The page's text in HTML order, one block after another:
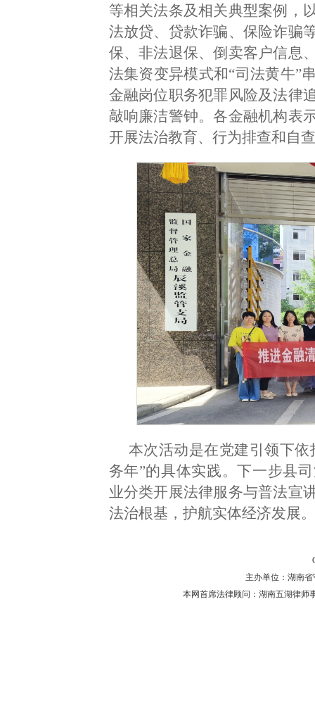
等相关法条及相关典型案例，
法放贷、贷款诈骗、保险诈骗
保、非法退保、倒卖客户信息
法集资变异模式和“司法黄牛”
金融岗位职务犯罪风险及法律
敲响廉洁警钟。各金融机构表
开展法治教育、行为排查和自
本次活动是在党建引领下
务年”的具体实践。下一步县
业分类开展法律服务与普法宣
法治根基，护航实体经济发展。
主办单位：湖南省
本网首席法律顾问：湖南五湖律师